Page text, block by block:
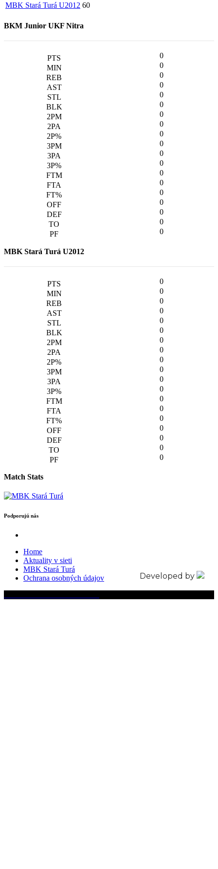
MBK Stará Turá U2012 60
BKM Junior UKF Nitra
0
0
0
0
0
0
0
0
0
0
0
0
0
0
0
0
0
0
0
MBK Stará Turá U2012
0
0
0
0
0
0
0
0
0
0
0
0
0
0
0
0
0
0
0
Match Stats
Podporujú nás
Home
Aktuality v sieti
MBK Stará Turá
Ochrana osobných údajov
Developed by